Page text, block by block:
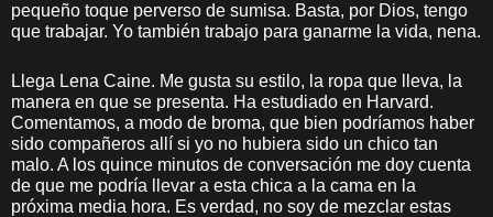
pequeño toque perverso de sumisa. Basta, por Dios, tengo
que trabajar. Yo también trabajo para ganarme la vida, nena.
Llega Lena Caine. Me gusta su estilo, la ropa que lleva, la
manera en que se presenta. Ha estudiado en Harvard.
Comentamos, a modo de broma, que bien podríamos haber
sido compañeros allí si yo no hubiera sido un chico tan
malo. A los quince minutos de conversación me doy cuenta
de que me podría llevar a esta chica a la cama en la
próxima media hora. Es verdad, no soy de mezclar estas